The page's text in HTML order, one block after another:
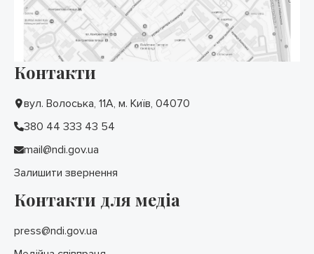
Контакти
вул. Волоська, 11А, м. Київ, 04070
380 44 333 43 54
mail@ndi.gov.ua
Залишити звернення
Контакти для медіа
press@ndi.gov.ua